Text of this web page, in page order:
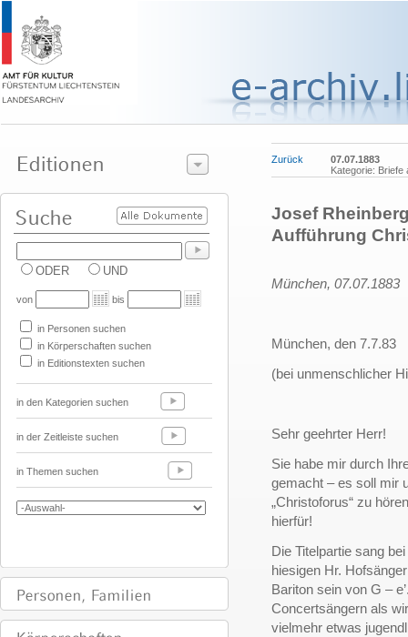
ODER UND
von bis
in Personen suchen
in Körperschaften suchen
in Editionstexten suchen
in den Kategorien suchen
in der Zeitleiste suchen
in Themen suchen
Zurück
07.07.1883
Kategorie: Briefe
Josef
Aufführung
München, 07.07.1883
München, den 7.7.83
(bei unmenschlicher
Sehr geehrter Herr!
Sie habe mir durch
gemacht – es soll mir
„Christoforus“ zu
hierfür!
Die Titelpartie sang
hiesigen Hr.
Bariton sein von G –
Concertsängern als
vielmehr etwas